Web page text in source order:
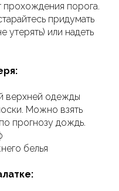
прохождения порога.
придумать
утерять) или надеть
верхней одежды
Можно взять
прогнозу дождь.
белья